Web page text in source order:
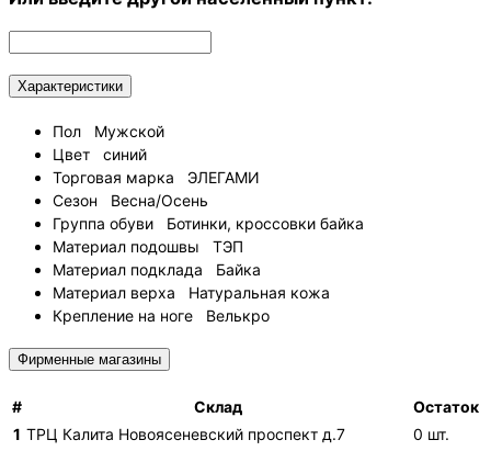
Характеристики
Пол
Мужской
Цвет
синий
Торговая марка
ЭЛЕГАМИ
Сезон
Весна/Осень
Группа обуви
Ботинки, кроссовки байка
Материал подошвы
ТЭП
Материал подклада
Байка
Материал верха
Натуральная кожа
Крепление на ноге
Велькро
Фирменные магазины
# Склад
Остаток
1 ТРЦ Калита Новоясеневский проспект д.7 0 шт.